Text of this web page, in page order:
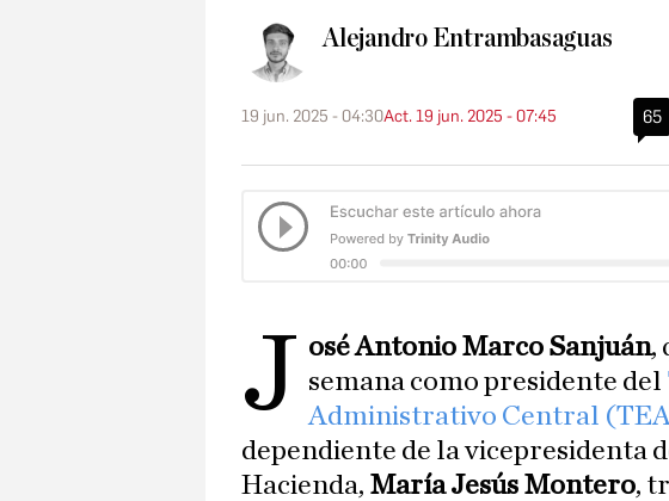
Alejandro Entrambasaguas
19 jun. 2025 - 04:30Act. 19 jun. 2025 - 07:45 65
J osé Antonio Marco Sanjuán,
semana como presidente del
Administrativo Central
dependiente de la vicepresidenta
Hacienda, María Jesús Montero,